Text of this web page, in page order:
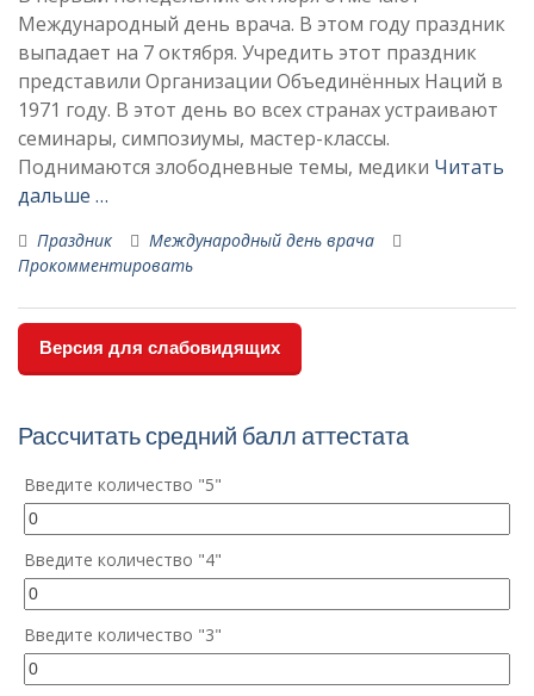
Международный день врача. В этом году праздник
выпадает на 7 октября. Учредить этот праздник
представили Организации Объединённых Наций в
1971 году. В этот день во всех странах устраивают
семинары, симпозиумы, мастер-классы.
Поднимаются злободневные темы, медики Читать
дальше …
Праздник
Международный день врача
Прокомментировать
Версия для слабовидящих
Рассчитать средний балл аттестата
Введите количество "5"
Введите количество "4"
Введите количество "3"